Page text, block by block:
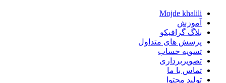
Mojde khalili
آموزش
بلاگ گرافیکو
پرسش های متداول
تسویه حساب
تصویربرداری
تماس با ما
تولید محتوا